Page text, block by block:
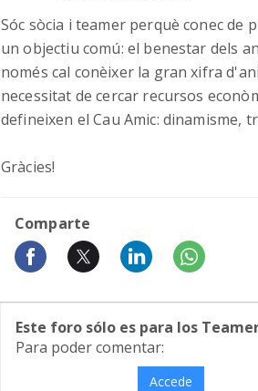
Sóc sòcia i teamer perquè conec
un objectiu comú: el benestar dels
només cal conèixer la gran xifra
necessitat de cercar recursos
defineixen el Cau Amic: dinamisme,
Gràcies!
Comparte
Este foro sólo es para los
Para poder comentar:
Accede